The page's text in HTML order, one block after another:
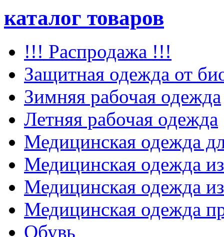
каталог товаров
!!! Распродажа !!!
Защитная одежда от
Зимняя рабочая одежда
Летняя рабочая одежда
Медицинская одежда
Медицинская одежда
Медицинская одежда
Медицинская одежда
Обувь